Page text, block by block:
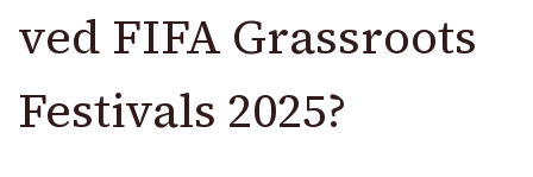
ved FIFA Grassroots
Festivals 2025?